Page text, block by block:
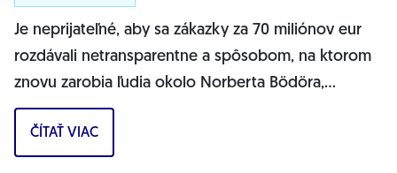
Je neprijateľné, aby sa zákazky za 70 miliónov eur
rozdávali netransparentne a spôsobom, na ktorom
znovu zarobia ľudia okolo Norberta Bödöra,
povedal podpredseda Progresívneho Slovenska a...
ČÍTAŤ VIAC